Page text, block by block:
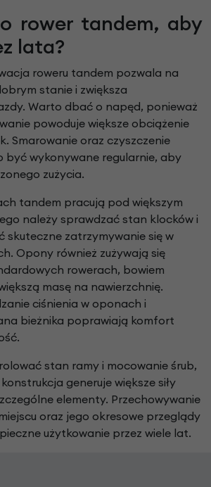
rower tandem, aby
lata?
roweru tandem pozwala na
stanie i zwiększa
Warto dbać o napęd, ponieważ
powoduje większe obciążenie
Smarowanie oraz czyszczenie
być wykonywane regularnie, aby
zużycia.
tandem pracują pod większym
należy sprawdzać stan klocków i
skuteczne zatrzymywanie się w
Opony również zużywają się
rowerach, bowiem
masę na nawierzchnię.
ciśnienia w oponach i
bieżnika poprawiają komfort
stan ramy i mocowanie śrub,
generuje większe siły
elementy. Przechowywanie
oraz jego okresowe przeglądy
użytkowanie przez wiele lat.